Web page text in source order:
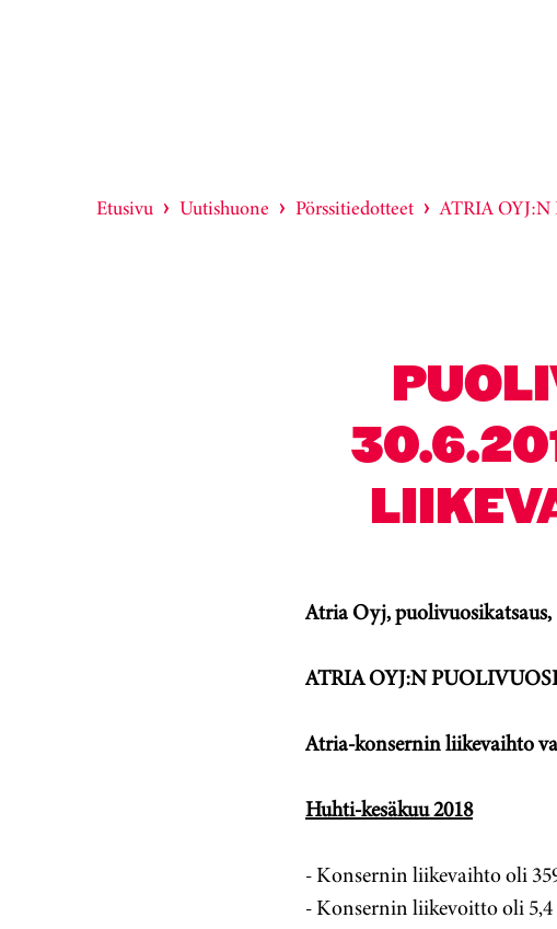
Etusivu Uutishuone Pörssitiedotteet ATRIA
Atria Oyj, puolivuosikatsaus,
ATRIA OYJ:N
Atria-konsernin liikevaihto
Huhti-kesäkuu 2018
- Konsernin liikevaihto oli
- Konsernin liikevoitto oli